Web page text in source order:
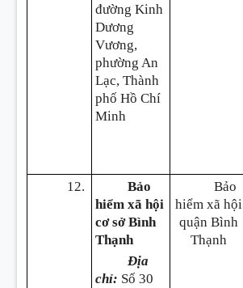
đường Kinh
Dương
Vương,
phường An
Lạc, Thành
phố Hồ Chí
Minh
12.
Bảo
hiểm xã hội
cơ sở Bình
Thạnh
Địa
chỉ: Số 30
Bảo
hiểm xã hội
quận Bình
Thạnh